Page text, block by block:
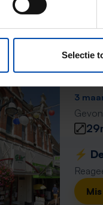
Selectie
3
⚡️